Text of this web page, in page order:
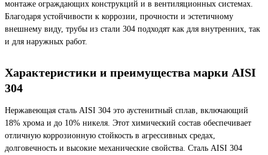
монтаже ограждающих конструкций и в вентиляционных системах.
Благодаря устойчивости к коррозии, прочности и эстетичному
внешнему виду, трубы из стали 304 подходят как для внутренних, так
и для наружных работ.
Характеристики и преимущества марки AISI
304
Нержавеющая сталь AISI 304 это аустенитный сплав, включающий
18% хрома и до 10% никеля. Этот химический состав обеспечивает
отличную коррозионную стойкость в агрессивных средах,
долговечность и высокие механические свойства. Сталь AISI 304